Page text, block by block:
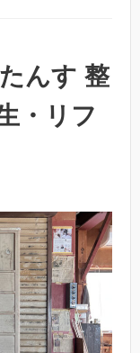
んす 整
・リフ